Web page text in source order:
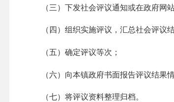
（三）下发社会评议通知或在政府网
（四）组织实施评议，汇总社会评议结
（五）确定评议等次；
（六）向本镇政府书面报告评议结果
（七）将评议资料整理归档。